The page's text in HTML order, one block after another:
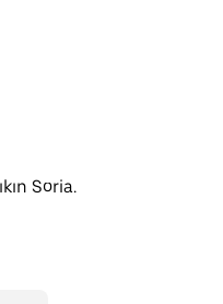
Soria.